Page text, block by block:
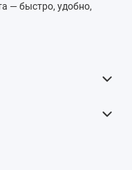
— быстро, удобно,